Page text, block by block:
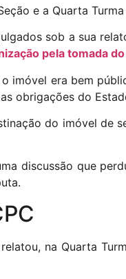
e a Quarta
sob a sua
pela tomada
imóvel era bem
obrigações do
do imóvel de
discussão que
na Quarta